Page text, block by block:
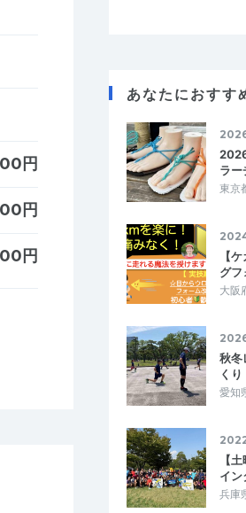
円
円
円
あなたにおすす
ラ
東京
【
グ
大阪
秋冬
く
愛知
【
イン
兵庫